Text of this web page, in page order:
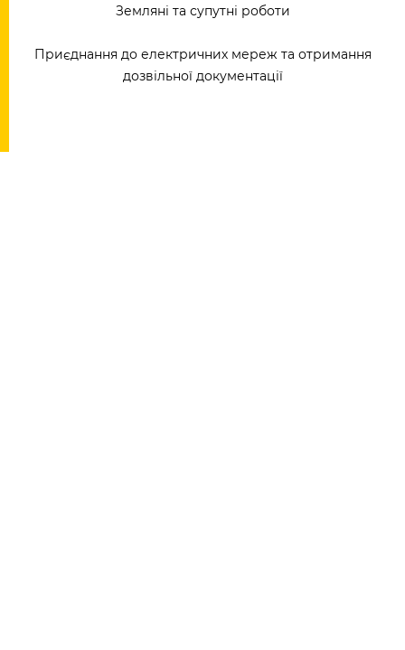
Земляні та супутні роботи
Приєднання до електричних мереж та отримання
дозвільної документації